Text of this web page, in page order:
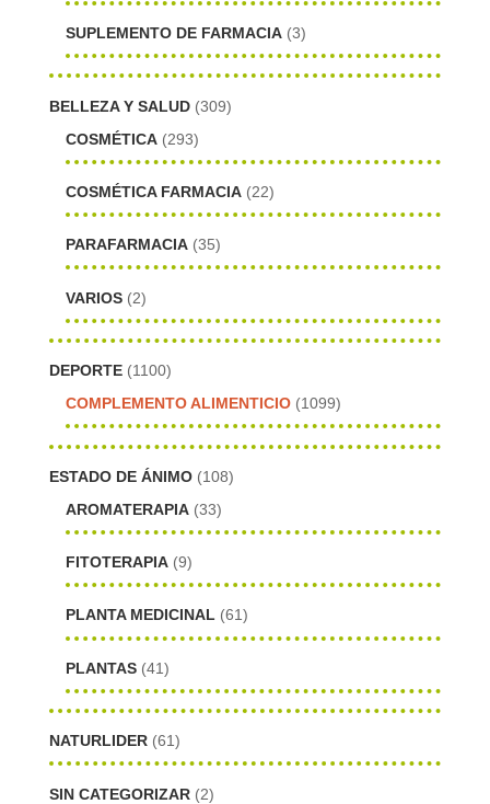
SUPLEMENTO DE FARMACIA (3)
BELLEZA Y SALUD (309)
COSMÉTICA (293)
COSMÉTICA FARMACIA (22)
PARAFARMACIA (35)
VARIOS (2)
DEPORTE (1100)
COMPLEMENTO ALIMENTICIO (1099)
ESTADO DE ÁNIMO (108)
AROMATERAPIA (33)
FITOTERAPIA (9)
PLANTA MEDICINAL (61)
PLANTAS (41)
NATURLIDER (61)
SIN CATEGORIZAR (2)